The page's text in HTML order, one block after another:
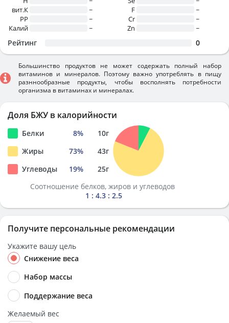
вит.К
~
PP
~
Калий
~
F
~
Cr
~
Zn
~
Рейтинг 0
Большинство продуктов не может содержать полный набор
витаминов и минералов. Поэтому важно употреблять в пищу
разннообразные продукты, чтобы восполнять потребности
организма в витаминах и минералах.
Доля БЖУ в калорийности
Белки 8% 10г
Жиры
73% 43г
Углеводы
19% 25г
Соотношение белков, жиров и углеводов
1 : 4.3 : 2.5
Получите персональные рекомендации
Укажите вашу цель
Снижение веса
Набор массы
Поддержание веса
Желаемый вес